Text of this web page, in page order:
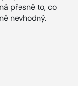
přesně to, co
nevhodný.